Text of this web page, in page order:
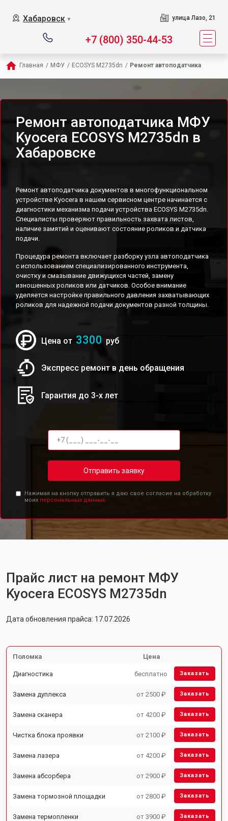
Хабаровск ▼ улица Лазо, 21
+7 (800) 350-44-53
Главная / МФУ / ECOSYS M2735dn / Ремонт автоподатчика
Ремонт автоподатчика МФУ
Kyocera ECOSYS M2735dn в
Хабаровске
Ремонт автоподатчика документов в многофункциональном
устройстве Kyocera в нашем сервисном центре начинается с
диагностики механизма подачи устройства ECOSYS M2735dn.
Специалисты проверяют правильность захвата листов,
наличие замятий и оценивают состояние роликов и датчика
подачи.
Процедура ремонта включает разборку узла автоподатчика
с использованием специализированного инструмента,
очистку и смазывание движущихся частей, замену
изношенных роликов или датчиков. Особое внимание
уделяется настройке правильного давления захватывающих
роликов для надежной подачи документов разной толщины.
Цена от 3300 руб
Экспресс ремонт в день обращения
Гарантия до 3-х лет
Отправить заявку
Нажимая на кнопку отправить я даю свое согласие на обработку
моих персональных данных.
Прайс лист на ремонт МФУ
Kyocera ECOSYS M2735dn
Дата обновления прайса: 17.07.2026
Поломка Цена
Диагностика бесплатно Заказать
Замена дуплекса от 2500 ₽ Заказать
Замена сканера от 4200 ₽ Заказать
Чистка блока проявки от 2100 ₽ Заказать
Замена лазера от 4200 ₽ Заказать
Замена абсорбера от 2900 ₽ Заказать
Замена тормозной площадки от 2800 ₽ Заказать
Замена термопленки от 3900 ₽ Заказать